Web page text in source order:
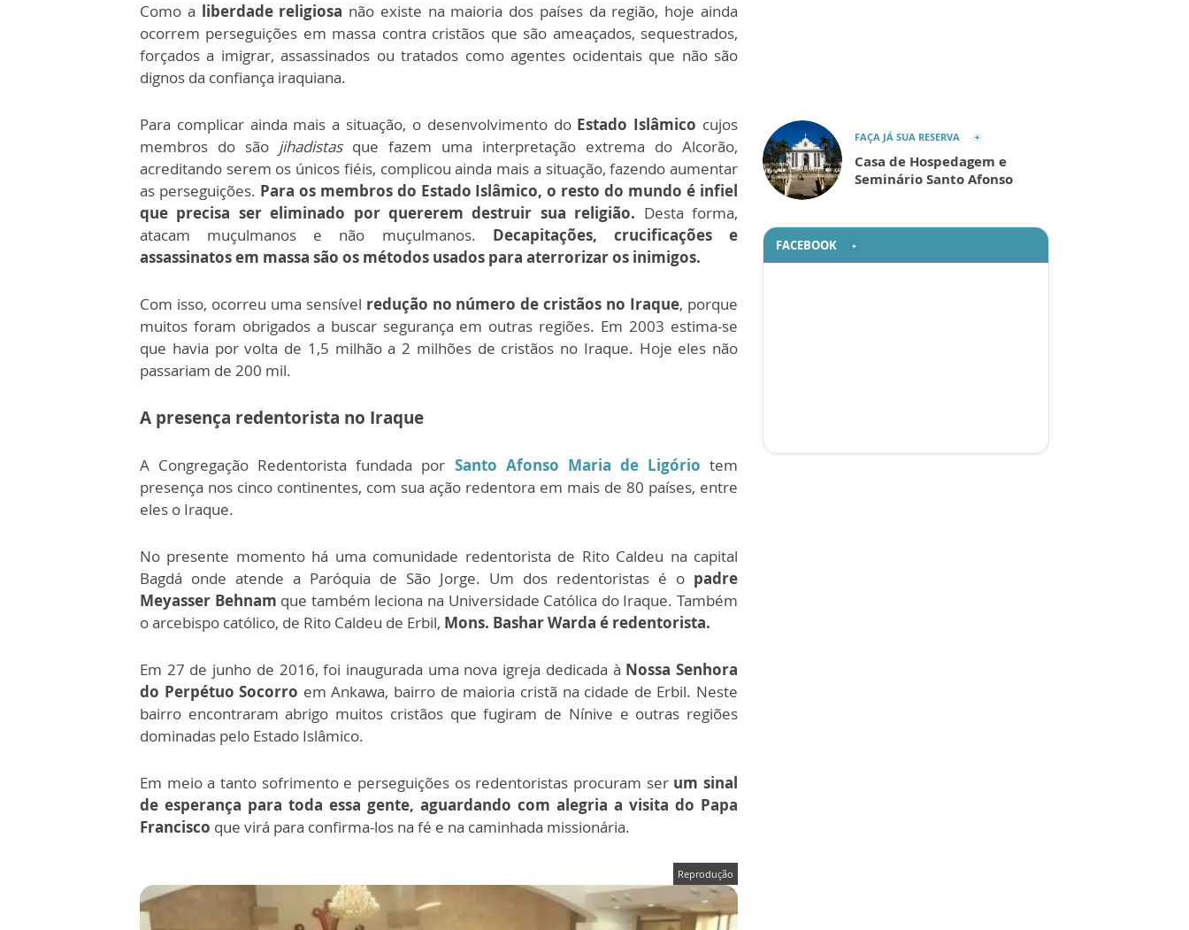
Como a liberdade religiosa não existe na maioria dos países da região, hoje ainda
ocorrem perseguições em massa contra cristãos que são ameaçados, sequestrados,
forçados a imigrar, assassinados ou tratados como agentes ocidentais que não são
dignos da confiança iraquiana.
Para complicar ainda mais a situação, o desenvolvimento do Estado Islâmico cujos
membros do são jihadistas que fazem uma interpretação extrema do Alcorão,
acreditando serem os únicos fiéis, complicou ainda mais a situação, fazendo aumentar
as perseguições. Para os membros do Estado Islâmico, o resto do mundo é infiel
que precisa ser eliminado por quererem destruir sua religião. Desta forma,
atacam muçulmanos e não muçulmanos. Decapitações, crucificações e
assassinatos em massa são os métodos usados para aterrorizar os inimigos.
Com isso, ocorreu uma sensível redução no número de cristãos no Iraque, porque
muitos foram obrigados a buscar segurança em outras regiões. Em 2003 estima-se
que havia por volta de 1,5 milhão a 2 milhões de cristãos no Iraque. Hoje eles não
passariam de 200 mil.
A presença redentorista no Iraque
A Congregação Redentorista fundada por Santo Afonso Maria de Ligório tem
presença nos cinco continentes, com sua ação redentora em mais de 80 países, entre
eles o Iraque.
No presente momento há uma comunidade redentorista de Rito Caldeu na capital
Bagdá onde atende a Paróquia de São Jorge. Um dos redentoristas é o padre
Meyasser Behnam que também leciona na Universidade Católica do Iraque. Também
o arcebispo católico, de Rito Caldeu de Erbil, Mons. Bashar Warda é redentorista.
Em 27 de junho de 2016, foi inaugurada uma nova igreja dedicada à Nossa Senhora
do Perpétuo Socorro em Ankawa, bairro de maioria cristã na cidade de Erbil. Neste
bairro encontraram abrigo muitos cristãos que fugiram de Nínive e outras regiões
dominadas pelo Estado Islâmico.
Em meio a tanto sofrimento e perseguições os redentoristas procuram ser um sinal
de esperança para toda essa gente, aguardando com alegria a visita do Papa
Francisco que virá para confirma-los na fé e na caminhada missionária.
Reprodução
FAÇA JÁ SUA RESERVA
Casa de Hospedagem e
Seminário Santo Afonso
FACEBOOK